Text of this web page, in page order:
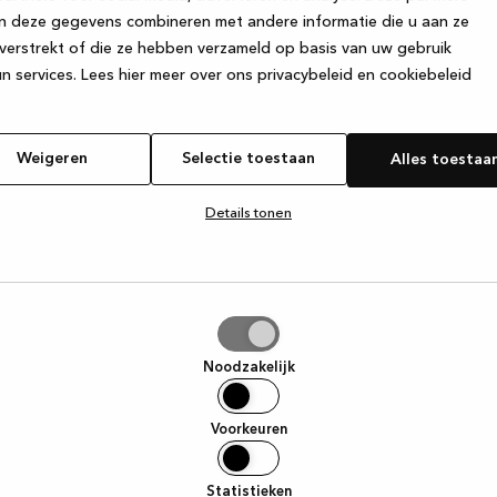
deze gegevens combineren met andere informatie die u aan ze
of die ze hebben verzameld op basis van uw gebruik
services. Lees hier meer over ons privacybeleid en cookiebeleid
Weigeren Selectie toestaan Alles
Details tonen
Noodzakelijk
Voorkeuren
Statistieken
has occurred while loadingwww.kvik.nl (see the